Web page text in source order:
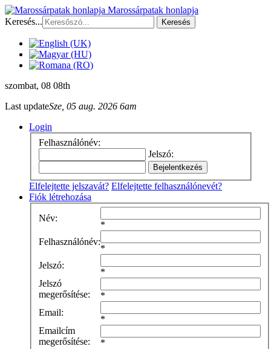
Marossárpatak honlapja
Keresés...
Keresés
szombat, 08 08th
Last updateSze, 05 aug. 2026 6am
Login
Felhasználónév:
Jelszó:
Elfelejtette jelszavát? Elfelejtette felhasználónevét?
Fiók létrehozása
Név:
*
Felhasználónév:
*
Jelszó:
*
Jelszó
megerősítése:
*
Email:
*
Emailcím
megerősítése:
*